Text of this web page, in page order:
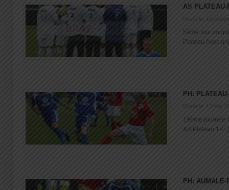
AS
Posté le: 14
5ème tour
Plateau Avec
PH:
Posté le: 13 mai
19ème journée
AS Plateau 1-0
PH: AUMALE-